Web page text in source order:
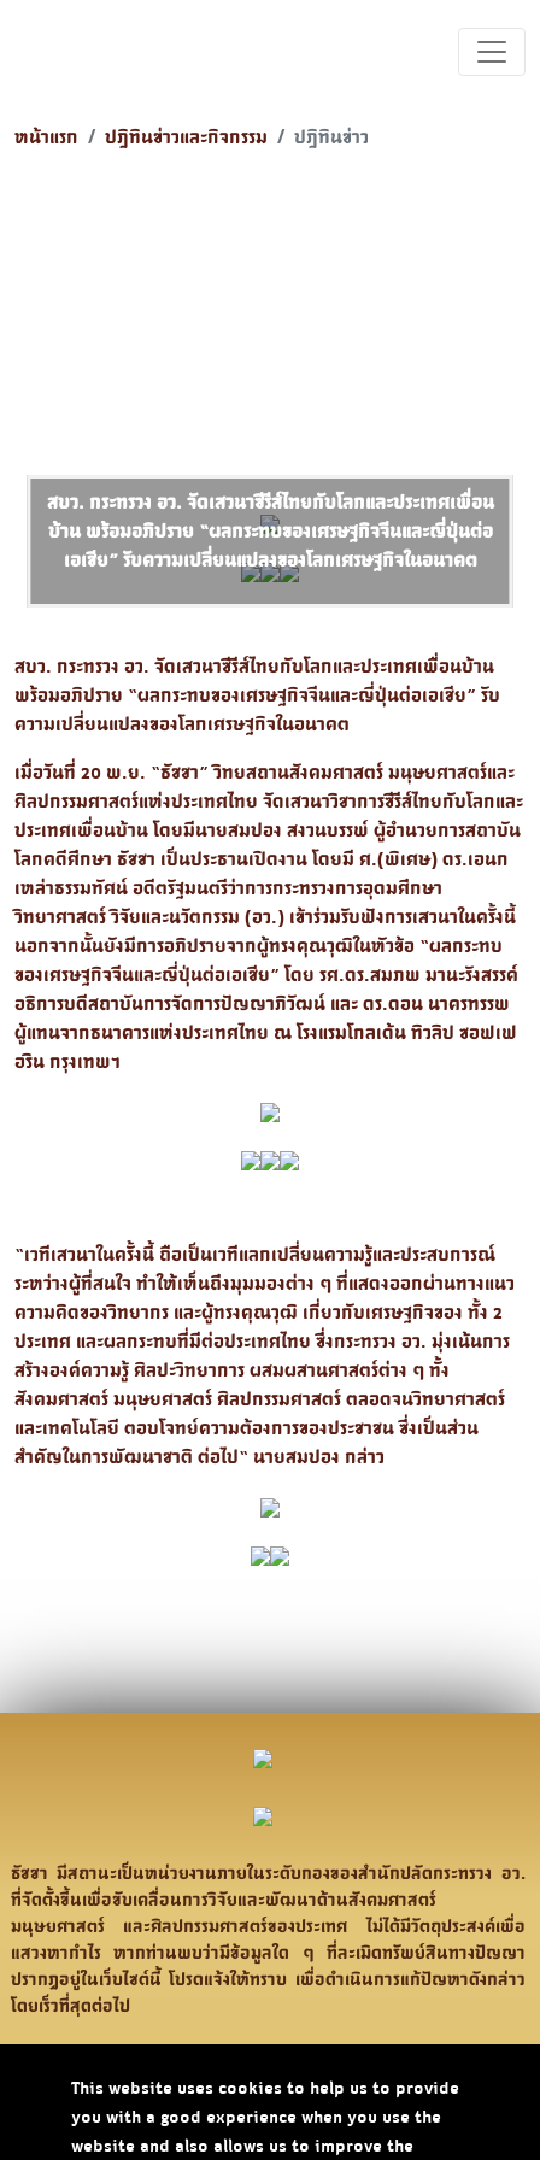
หน้าแรก ปฎิทินข่าวและกิจกรรม ปฎิทินข่าว
สบว. กระทรวง อว. จัดเสวนาซีรีส์ไทยกับโลกและประเทศเพื่อน
บ้าน พร้อมอภิปราย “ผลกระทบของเศรษฐกิจจีนและญี่ปุ่นต่อ
เอเชีย” รับความเปลี่ยนแปลงของโลกเศรษฐกิจในอนาคต
สบว. กระทรวง อว. จัดเสวนาซีรีส์ไทยกับโลกและประเทศเพื่อนบ้าน
พร้อมอภิปราย “ผลกระทบของเศรษฐกิจจีนและญี่ปุ่นต่อเอเชีย” รับ
ความเปลี่ยนแปลงของโลกเศรษฐกิจในอนาคต
เมื่อวันที่ 20 พ.ย. “ธัชชา” วิทยสถานสังคมศาสตร์ มนุษยศาสตร์และ
ศิลปกรรมศาสตร์แห่งประเทศไทย จัดเสวนาวิชาการซีรีส์ไทยกับโลกและ
ประเทศเพื่อนบ้าน โดยมีนายสมปอง สงวนบรรพ์ ผู้อำนวยการสถาบัน
โลกคดีศึกษา ธัชชา เป็นประธานเปิดงาน โดยมี ศ.(พิเศษ) ดร.เอนก
เหล่าธรรมทัศน์ อดีตรัฐมนตรีว่าการกระทรวงการอุดมศึกษา
วิทยาศาสตร์ วิจัยและนวัตกรรม (อว.) เข้าร่วมรับฟังการเสวนาในครั้งนี้
นอกจากนั้นยังมีการอภิปรายจากผู้ทรงคุณวุฒิในหัวข้อ “ผลกระทบ
ของเศรษฐกิจจีนและญี่ปุ่นต่อเอเชีย” โดย รศ.ดร.สมภพ มานะรังสรรค์
อธิการบดีสถาบันการจัดการปัญญาภิวัฒน์ และ ดร.ดอน นาครทรรพ
ผู้แทนจากธนาคารแห่งประเทศไทย ณ โรงแรมโกลเด้น ทิวลิป ซอฟเฟ
อริน กรุงเทพฯ
“เวทีเสวนาในครั้งนี้ ถือเป็นเวทีแลกเปลี่ยนความรู้และประสบการณ์
ระหว่างผู้ที่สนใจ ทำให้เห็นถึงมุมมองต่าง ๆ ที่แสดงออกผ่านทางแนว
ความคิดของวิทยากร และผู้ทรงคุณวุฒิ เกี่ยวกับเศรษฐกิจของ ทั้ง 2
ประเทศ และผลกระทบที่มีต่อประเทศไทย ซึ่งกระทรวง อว. มุ่งเน้นการ
สร้างองค์ความรู้ ศิลปะวิทยาการ ผสมผสานศาสตร์ต่าง ๆ ทั้ง
สังคมศาสตร์ มนุษยศาสตร์ ศิลปกรรมศาสตร์ ตลอดจนวิทยาศาสตร์
และเทคโนโลยี ตอบโจทย์ความต้องการของประชาชน ซึ่งเป็นส่วน
สำคัญในการพัฒนาชาติ ต่อไป“ นายสมปอง กล่าว
This website uses cookies to help us to provide
you with a good experience when you use the
website and also allows us to improve the
ธัชชา มีสถานะเป็นหน่วยงานภายในระดับกองของสำนักปลัดกระทรวง อว.
ที่จัดตั้งขึ้นเพื่อขับเคลื่อนการวิจัยและพัฒนาด้านสังคมศาสตร์
มนุษยศาสตร์ และศิลปกรรมศาสตร์ของประเทศ ไม่ได้มีวัตถุประสงค์เพื่อ
แสวงหากำไร หากท่านพบว่ามีข้อมูลใด ๆ ที่ละเมิดทรัพย์สินทางปัญญา
ปรากฏอยู่ในเว็บไซต์นี้ โปรดแจ้งให้ทราบ เพื่อดำเนินการแก้ปัญหาดังกล่าว
โดยเร็วที่สุดต่อไป
© 2021 TASSHA, Office of the Permanant Secretary , Ministry of Higher
Education, Science, Research and Innovation. ALL RIGHTS RESERVED.